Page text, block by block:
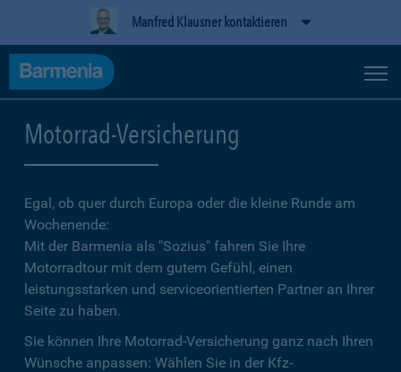
Manfred Klausner kontaktieren
Motorrad-Versicherung
Egal, ob quer durch Europa oder die kleine Runde am
Wochenende:
Mit der Barmenia als "Sozius" fahren Sie Ihre
Motorradtour mit dem gutem Gefühl, einen
leistungsstarken und serviceorientierten Partner an Ihrer
Seite zu haben.
Sie können Ihre Motorrad-Versicherung ganz nach Ihren
Wünsche anpassen: Wählen Sie in der Kfz-